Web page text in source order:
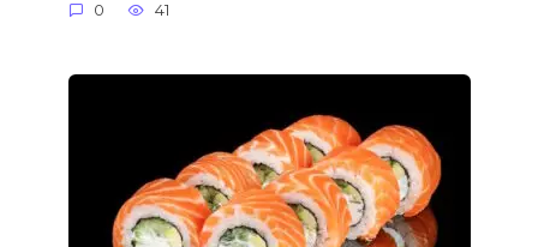
0 41